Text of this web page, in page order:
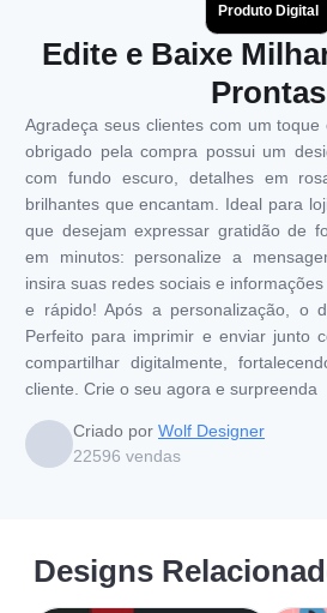
Produto Digital
Edite e Baixe
Prontas
Agradeça seus clientes com um
obrigado pela compra possui um
com fundo escuro, detalhes em
brilhantes que encantam. Ideal para
que desejam expressar gratidão de
em minutos: personalize a
insira suas redes sociais e
e rápido! Após a personalização, o
Perfeito para imprimir e enviar junto
compartilhar digitalmente,
cliente. Crie o seu agora e surpreenda
Criado por Wolf Designer
22596 vendas
Designs